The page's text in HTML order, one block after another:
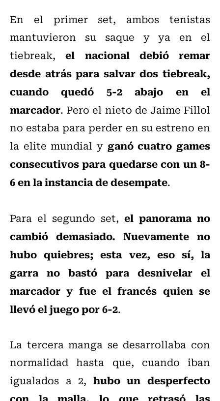
En el primer set, ambos tenistas
mantuvieron su saque y ya en el
tiebreak, el nacional debió remar
desde atrás para salvar dos tiebreak,
cuando quedó 5-2 abajo en el
marcador. Pero el nieto de Jaime Fillol
no estaba para perder en su estreno en
la elite mundial y ganó cuatro games
consecutivos para quedarse con un 8-
6 en la instancia de desempate.
Para el segundo set, el panorama no
cambió demasiado. Nuevamente no
hubo quiebres; esta vez, eso sí, la
garra no bastó para desnivelar el
marcador y fue el francés quien se
llevó el juego por 6-2.
La tercera manga se desarrollaba con
normalidad hasta que, cuando iban
igualados a 2, hubo un desperfecto